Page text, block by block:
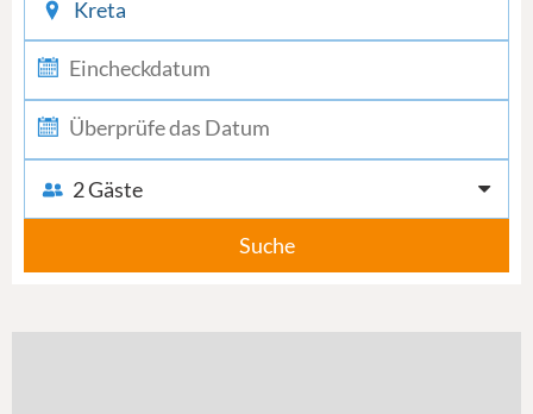
2 Gäste
Suche